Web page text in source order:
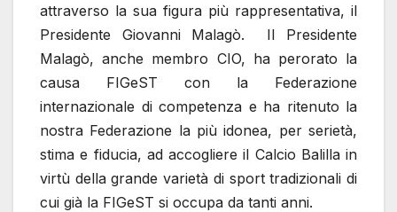
attraverso la sua figura più rappresentativa, il
Presidente Giovanni Malagò. Il Presidente
Malagò, anche membro CIO, ha perorato la
causa FIGeST con la Federazione
internazionale di competenza e ha ritenuto la
nostra Federazione la più idonea, per serietà,
stima e fiducia, ad accogliere il Calcio Balilla in
virtù della grande varietà di sport tradizionali di
cui già la FIGeST si occupa da tanti anni.